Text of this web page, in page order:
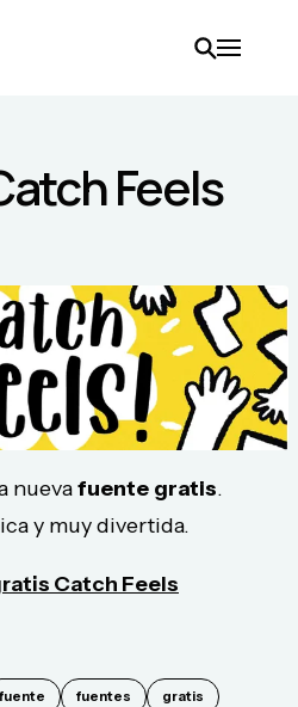
Feels
nuevafuente gratis.
y muy divertida.
Catch Feels
fuente fuentes gratis